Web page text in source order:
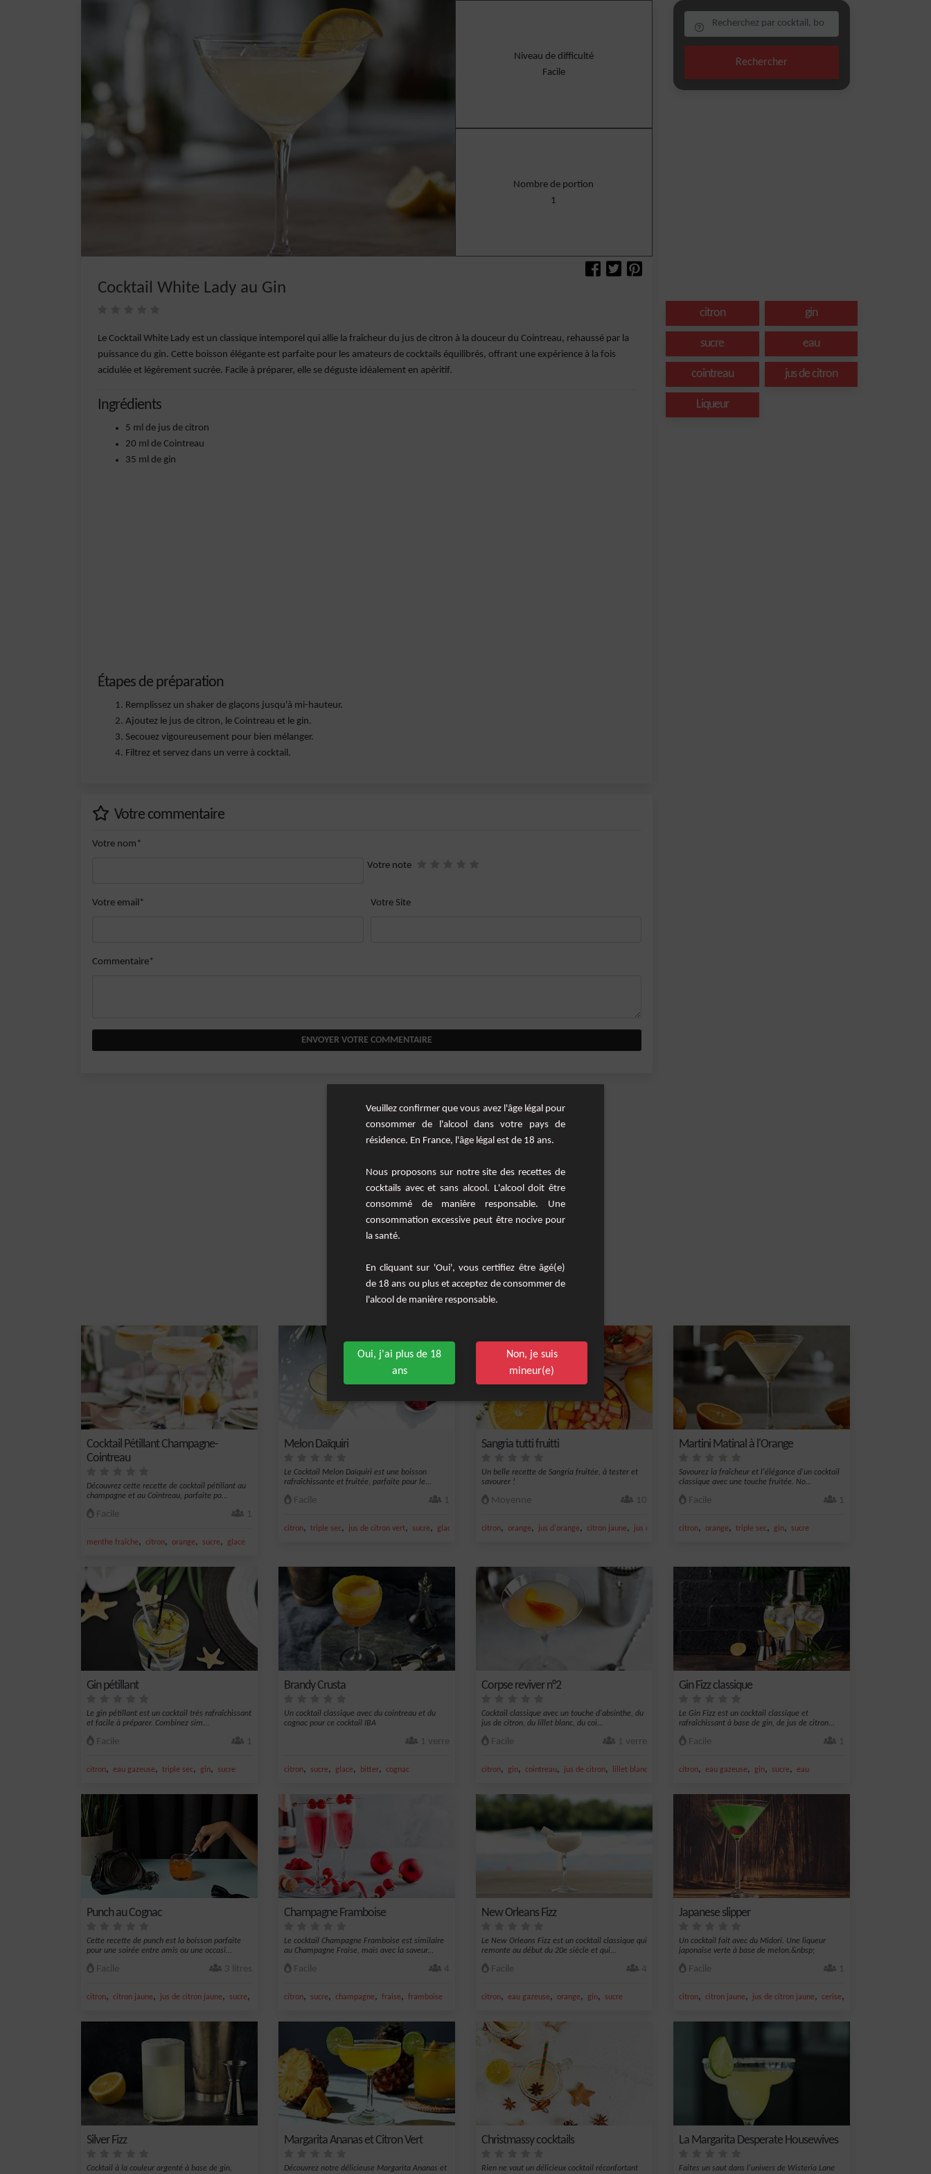
Niveau de difficulté
Facile
Nombre de portion
1
Cocktail White Lady au Gin
Le Cocktail White Lady est un classique intemporel qui allie la fraîcheur du jus de citron à la douceur du Cointreau, rehaussé par la
puissance du gin. Cette boisson élégante est parfaite pour les amateurs de cocktails équilibrés, offrant une expérience à la fois
acidulée et légèrement sucrée. Facile à préparer, elle se déguste idéalement en apéritif.
Ingrédients
5 ml de jus de citron
20 ml de Cointreau
35 ml de gin
Étapes de préparation
Remplissez un shaker de glaçons jusqu'à mi-hauteur.
Ajoutez le jus de citron, le Cointreau et le gin.
Secouez vigoureusement pour bien mélanger.
Filtrez et servez dans un verre à cocktail.
Votre commentaire
Votre nom*
Votre note
Votre email* Votre Site
Commentaire*
ENVOYER VOTRE COMMENTAIRE
Rechercher
citron gin
sucre eau
cointreau jus de citron
Liqueur
Les cocktails similaires
Cocktail Pétillant Champagne-
Cointreau
Découvrez cette recette de cocktail pétillant au
champagne et au Cointreau, parfaite po...
Facile 1
menthe fraîche, citron, orange, sucre, glace
Melon Daïquiri
Le Cocktail Melon Daïquiri est une boisson
rafraîchissante et fruitée, parfaite pour le...
Facile 1
citron, triple sec, jus de citron vert, sucre, glace
Sangria tutti fruitti
Un belle recette de Sangria fruitée, à tester et
savourer !
Moyenne 10
citron, orange, jus d'orange, citron jaune, jus de citron jaune
Martini Matinal à l'Orange
Savourez la fraîcheur et l'élégance d'un cocktail
classique avec une touche fruitée. No...
Facile 1
citron, orange, triple sec, gin, sucre
Gin pétillant
Le gin pétillant est un cocktail très rafraîchissant
et facile à préparer. Combinez sim...
Facile 1
citron, eau gazeuse, triple sec, gin, sucre
Brandy Crusta
Un cocktail classique avec du cointreau et du
cognac pour ce cocktail IBA
1 verre
citron, sucre, glace, bitter, cognac
Corpse reviver n°2
Cocktail classique avec un touche d'absinthe, du
jus de citron, du lillet blanc, du coi...
Facile 1 verre
citron, gin, cointreau, jus de citron, lillet blanc
Gin Fizz classique
Le Gin Fizz est un cocktail classique et
rafraîchissant à base de gin, de jus de citron...
Facile 1
citron, eau gazeuse, gin, sucre, eau
Punch au Cognac
Cette recette de punch est la boisson parfaite
pour une soirée entre amis ou une occasi...
Facile 3 litres
citron, citron jaune, jus de citron jaune, sucre,
Champagne Framboise
Le cocktail Champagne Framboise est similaire
au Champagne Fraise, mais avec la saveur...
Facile 4
citron, sucre, champagne, fraise, framboise
New Orleans Fizz
Le New Orleans Fizz est un cocktail classique qui
remonte au début du 20e siècle et qui...
Facile 4
citron, eau gazeuse, orange, gin, sucre
Japanese slipper
Un cocktail fait avec du Midori. Une liqueur
japonaise verte à base de melon.&nbsp;
Facile 1
citron, citron jaune, jus de citron jaune, cerise,
Silver Fizz
Cocktail à la couleur argenté à base de gin,
Margarita Ananas et Citron Vert
Découvrez notre délicieuse Margarita Ananas et
Christmassy cocktails
Rien ne vaut un délicieux cocktail réconfortant
La Margarita Desperate Housewives
Faites un saut dans l'univers de Wisteria Lane
Veuillez confirmer que vous avez l'âge légal pour
consommer de l'alcool dans votre pays de
résidence. En France, l'âge légal est de 18 ans.
Nous proposons sur notre site des recettes de
cocktails avec et sans alcool. L'alcool doit être
consommé de manière responsable. Une
consommation excessive peut être nocive pour
la santé.
En cliquant sur 'Oui', vous certifiez être âgé(e)
de 18 ans ou plus et acceptez de consommer de
l'alcool de manière responsable.
Oui, j'ai plus de 18
ans
Non, je suis
mineur(e)